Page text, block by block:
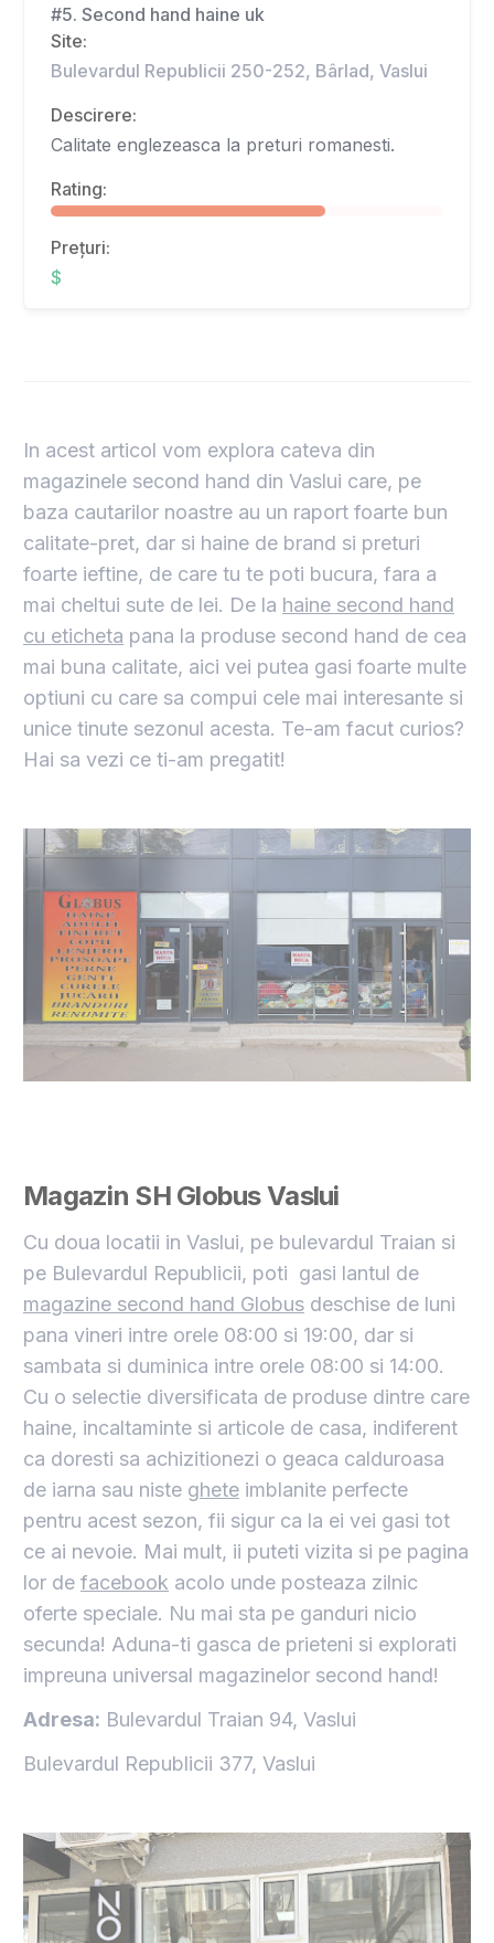
#5. Second hand haine uk
Site:
Bulevardul Republicii 250-252, Bârlad, Vaslui
Descirere:
Calitate englezeasca la preturi romanesti.
Rating:
Prețuri:
$
In acest articol vom explora cateva din
magazinele second hand din Vaslui care, pe
baza cautarilor noastre au un raport foarte bun
calitate-pret, dar si haine de brand si preturi
foarte ieftine, de care tu te poti bucura, fara a
mai cheltui sute de lei. De la haine second hand
cu eticheta pana la produse second hand de cea
mai buna calitate, aici vei putea gasi foarte multe
optiuni cu care sa compui cele mai interesante si
unice tinute sezonul acesta. Te-am facut curios?
Hai sa vezi ce ti-am pregatit!
Magazin SH Globus Vaslui
Cu doua locatii in Vaslui, pe bulevardul Traian si
pe Bulevardul Republicii, poti gasi lantul de
magazine second hand Globus deschise de luni
pana vineri intre orele 08:00 si 19:00, dar si
sambata si duminica intre orele 08:00 si 14:00.
Cu o selectie diversificata de produse dintre care
haine, incaltaminte si articole de casa, indiferent
ca doresti sa achizitionezi o geaca calduroasa
de iarna sau niste ghete imblanite perfecte
pentru acest sezon, fii sigur ca la ei vei gasi tot
ce ai nevoie. Mai mult, ii puteti vizita si pe pagina
lor de facebook acolo unde posteaza zilnic
oferte speciale. Nu mai sta pe ganduri nicio
secunda! Aduna-ti gasca de prieteni si explorati
impreuna universal magazinelor second hand!
Adresa: Bulevardul Traian 94, Vaslui
Bulevardul Republicii 377, Vaslui